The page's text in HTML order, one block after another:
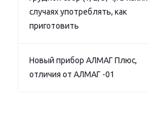
случаях употреблять, как
приготовить
Новый прибор АЛМАГ Плюс,
отличия от АЛМАГ -01